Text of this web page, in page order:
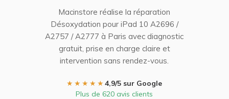
Macinstore réalise la réparation
Désoxydation pour iPad 10 A2696 /
A2757 / A2777 à Paris avec diagnostic
gratuit, prise en charge claire et
intervention sans rendez-vous.
★★★★★4,9/5 sur Google
Plus de 620 avis clients